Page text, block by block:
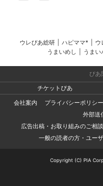
ウレぴあ総研 ハピママ* ウ
うまいめし
うまい
ぴあ
チケットぴあ
会社案内
プライバシーポリシー
外部送
広告出稿・お取り組みのご相
一般の読者の方・ユー
Copyright (C) PIA